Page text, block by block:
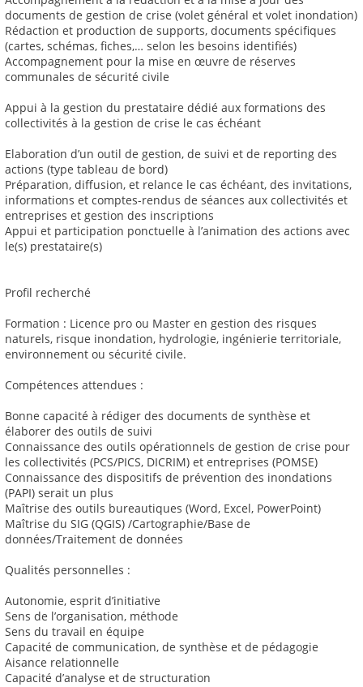
documents de gestion de crise (volet général et volet inondation)
Rédaction et production de supports, documents spécifiques
(cartes, schémas, fiches,… selon les besoins identifiés)
Accompagnement pour la mise en œuvre de réserves
communales de sécurité civile
Appui à la gestion du prestataire dédié aux formations des
collectivités à la gestion de crise le cas échéant
Elaboration d’un outil de gestion, de suivi et de reporting des
actions (type tableau de bord)
Préparation, diffusion, et relance le cas échéant, des invitations,
informations et comptes-rendus de séances aux collectivités et
entreprises et gestion des inscriptions
Appui et participation ponctuelle à l’animation des actions avec
le(s) prestataire(s)
Profil recherché
Formation : Licence pro ou Master en gestion des risques
naturels, risque inondation, hydrologie, ingénierie territoriale,
environnement ou sécurité civile.
Compétences attendues :
Bonne capacité à rédiger des documents de synthèse et
élaborer des outils de suivi
Connaissance des outils opérationnels de gestion de crise pour
les collectivités (PCS/PICS, DICRIM) et entreprises (POMSE)
Connaissance des dispositifs de prévention des inondations
(PAPI) serait un plus
Maîtrise des outils bureautiques (Word, Excel, PowerPoint)
Maîtrise du SIG (QGIS) /Cartographie/Base de
données/Traitement de données
Qualités personnelles :
Autonomie, esprit d’initiative
Sens de l’organisation, méthode
Sens du travail en équipe
Capacité de communication, de synthèse et de pédagogie
Aisance relationnelle
Capacité d’analyse et de structuration